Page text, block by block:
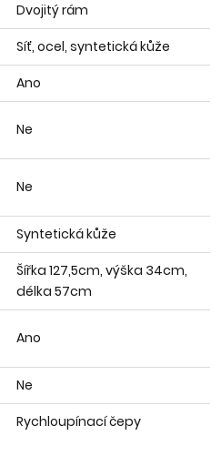
Dvojitý rám
Síť, ocel, syntetická kůže
Ano
Ne
Ne
Syntetická kůže
Šířka 127,5cm, výška 34cm,
délka 57cm
Ano
Ne
Rychloupínací čepy